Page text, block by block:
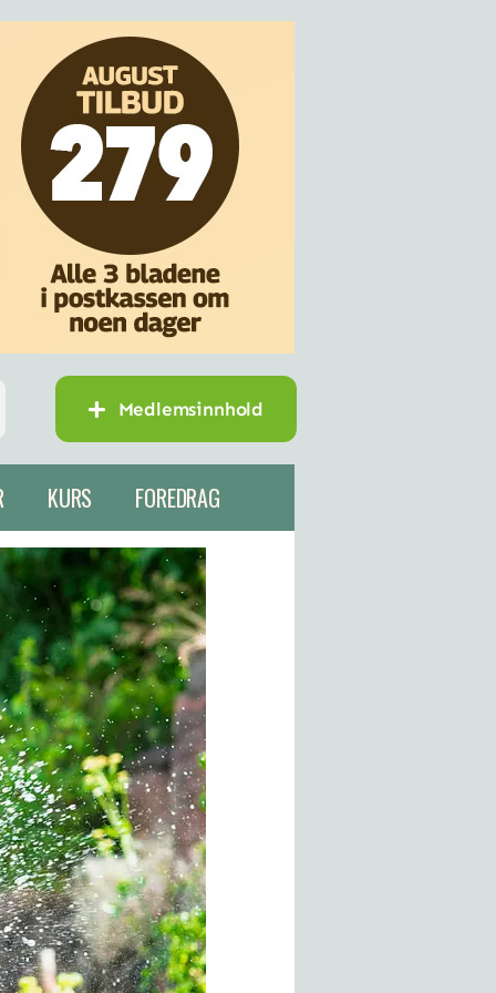
Medlemsinnhold
KURS FOREDRAG